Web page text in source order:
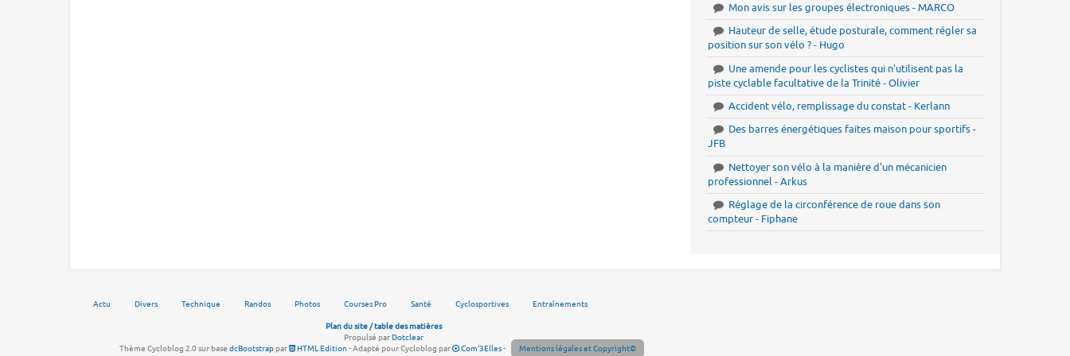
Mon avis sur les groupes électroniques - MARCO
Hauteur de selle, étude posturale, comment régler sa
position sur son vélo ? - Hugo
Une amende pour les cyclistes qui n'utilisent pas la
piste cyclable facultative de la Trinité - Olivier
Accident vélo, remplissage du constat - Kerlann
Des barres énergétiques faites maison pour sportifs -
JFB
Nettoyer son vélo à la manière d'un mécanicien
professionnel - Arkus
Réglage de la circonférence de roue dans son
compteur - Fiphane
Actu Divers Technique Randos Photos Courses Pro Santé Cyclosportives Entraînements
Plan du site / table des matières
Propulsé parDotclear
Thème Cycloblog 2.0 sur base dcBootstrappar HTML Edition - Adapté pour Cycloblog par Com'3Elles- Mentions légales et Copyright©